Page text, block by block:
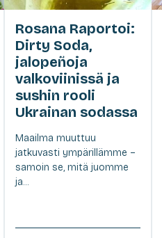
Rosana Raportoi:
Dirty Soda,
jalopeñoja
valkoviinissä ja
sushin rooli
Ukrainan sodassa
Maailma muuttuu
jatkuvasti ympärillämme –
samoin se, mitä juomme
ja...